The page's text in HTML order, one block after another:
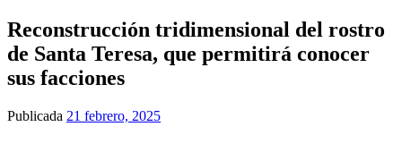
Reconstrucción tridimensional del rostro
de Santa Teresa, que permitirá conocer
sus facciones
Publicada 21 febrero, 2025